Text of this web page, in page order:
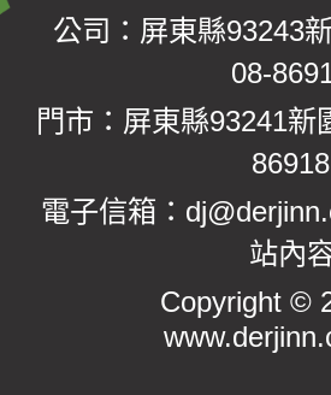
公司：屏東縣93243
08-
門市：屏東縣93241
電子信箱：
站內
Copyright ©